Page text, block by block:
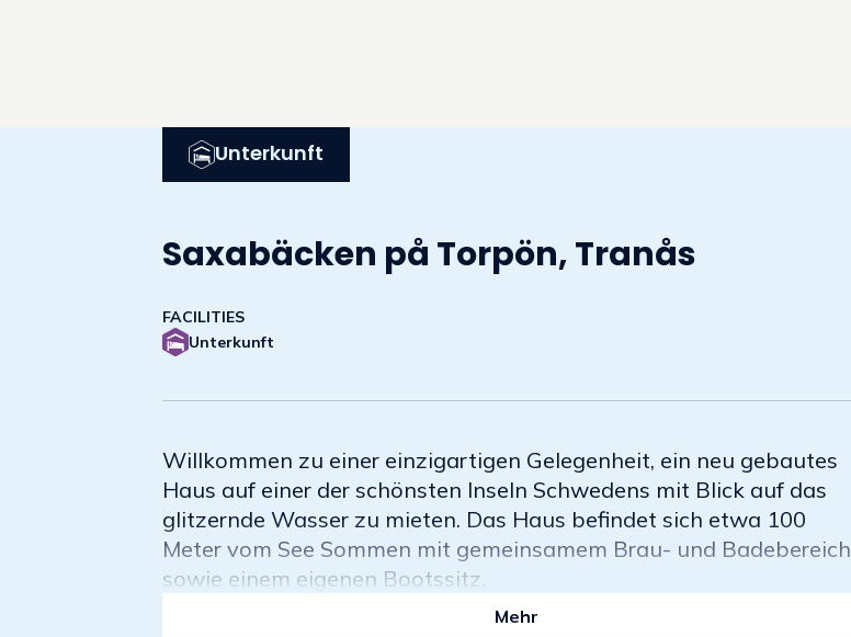
Unterkunft
Saxabäcken på Torpön, Tranås
FACILITIES
Unterkunft
Willkommen zu einer einzigartigen Gelegenheit, ein neu gebautes
Haus auf einer der schönsten Inseln Schwedens mit Blick auf das
glitzernde Wasser zu mieten. Das Haus befindet sich etwa 100
Meter vom See Sommen mit gemeinsamem Brau- und Badebereich
sowie einem eigenen Bootssitz.
Mehr